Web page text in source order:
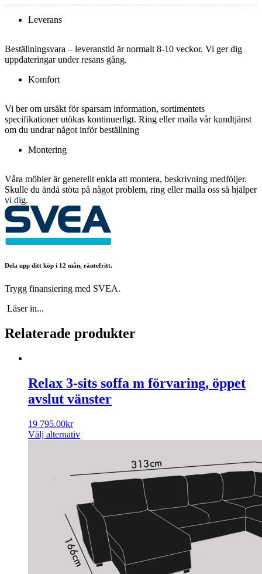
Leverans
Beställningsvara – leveranstid är normalt 8-10 veckor. Vi ger dig
uppdateringar under resans gång.
Komfort
Vi ber om ursäkt för sparsam information, sortimentets
specifikationer utökas kontinuerligt. Ring eller maila vår kundtjänst
om du undrar något inför beställning
Montering
Våra möbler är generellt enkla att montera, beskrivning medföljer.
Skulle du ändå stöta på något problem, ring eller maila oss så hjälper
vi dig.
Dela upp ditt köp i 12 mån, räntefritt.
Trygg finansiering med SVEA.
Läser in...
Relaterade produkter
Relax 3-sits soffa m förvaring, öppet
avslut vänster
19 795.00kr
Välj alternativ